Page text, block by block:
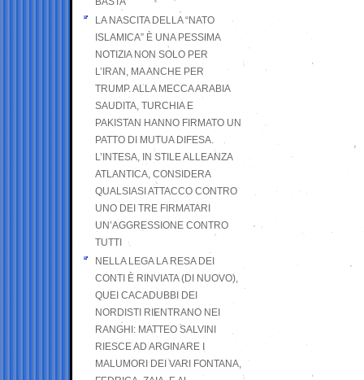
LA NASCITA DELLA “NATO
ISLAMICA” È UNA PESSIMA
NOTIZIA NON SOLO PER
L’IRAN, MA ANCHE PER
TRUMP. ALLA MECCA ARABIA
SAUDITA, TURCHIA E
PAKISTAN HANNO FIRMATO UN
PATTO DI MUTUA DIFESA.
L’INTESA, IN STILE ALLEANZA
ATLANTICA, CONSIDERA
QUALSIASI ATTACCO CONTRO
UNO DEI TRE FIRMATARI
UN’AGGRESSIONE CONTRO
TUTTI
NELLA LEGA LA RESA DEI
CONTI È RINVIATA (DI NUOVO),
QUEI CACADUBBI DEI
NORDISTI RIENTRANO NEI
RANGHI: MATTEO SALVINI
RIESCE AD ARGINARE I
MALUMORI DEI VARI FONTANA,